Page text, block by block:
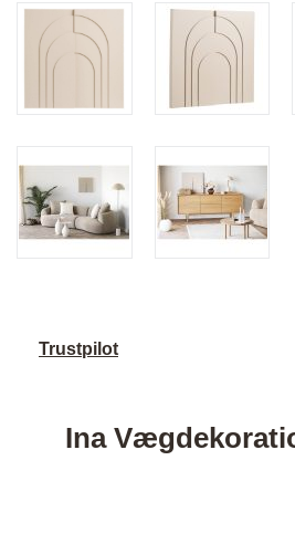
Trustpilot
Ina